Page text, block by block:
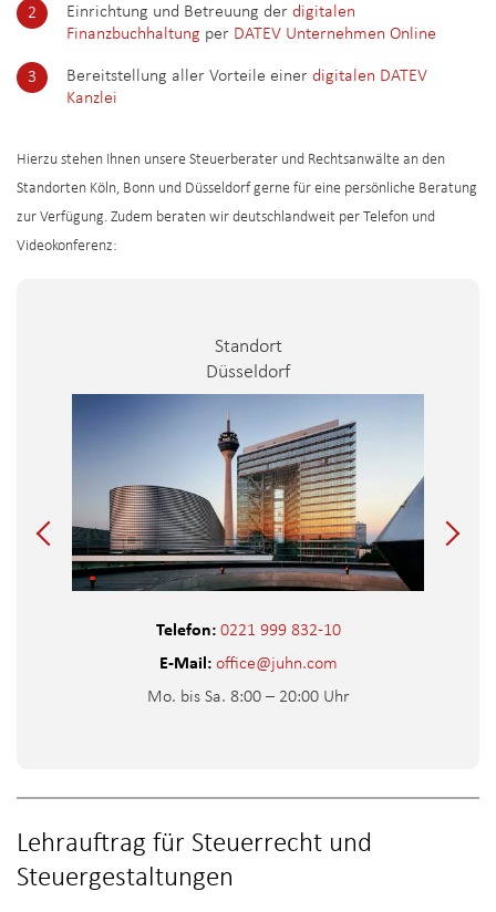
Einrichtung und Betreuung der digitalen
Finanzbuchhaltung per DATEV Unternehmen Online
Bereitstellung aller Vorteile einer digitalen DATEV
Kanzlei
Hierzu stehen Ihnen unsere Steuerberater und Rechtsanwälte an den
Standorten Köln, Bonn und Düsseldorf gerne für eine persönliche Beratung
zur Verfügung. Zudem beraten wir deutschlandweit per Telefon und
Videokonferenz:
Standort
Düsseldorf
Telefon: 0221 999 832-10
E-Mail: office@juhn.com
Mo. bis Sa. 8:00 – 20:00 Uhr
Lehrauftrag für Steuerrecht und
Steuergestaltungen